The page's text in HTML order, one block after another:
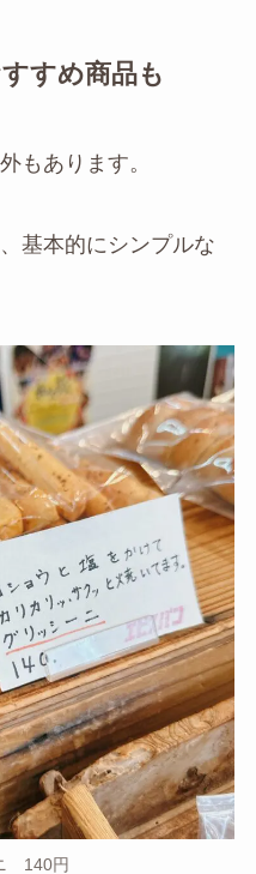
すめ商品も
もあります。
基本的にシンプルな
140円